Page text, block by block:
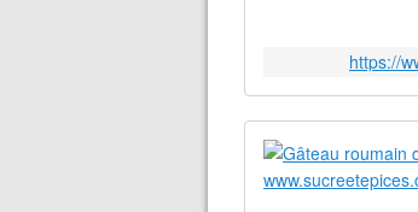
https://